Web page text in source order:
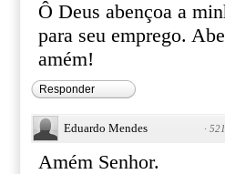
Ô Deus abençoa a
para seu emprego.
amém!
Responder
Eduardo Mendes ·
Amém Senhor.